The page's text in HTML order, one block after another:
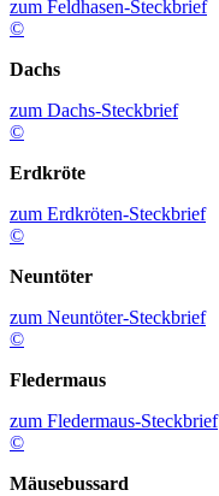
zum Feldhasen-Steckbrief
©
Dachs
zum Dachs-Steckbrief
©
Erdkröte
zum Erdkröten-Steckbrief
©
Neuntöter
zum Neuntöter-Steckbrief
©
Fledermaus
zum Fledermaus-Steckbrief
©
Mäusebussard